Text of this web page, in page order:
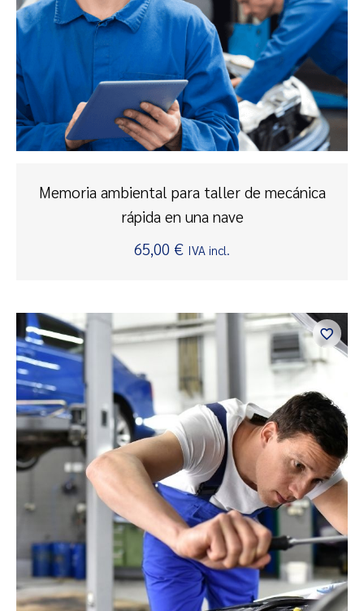
Memoria ambiental para taller de mecánica
rápida en una nave
65,00 € IVA incl.